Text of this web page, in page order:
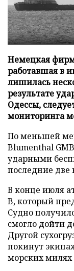
Немецкая
работавшая в
лишилась
результате
Одессы,
мониторинга
По меньшей
Blumenthal
ударными
последние две
В конце июля
B, который
Судно
смогло дойти
Другой
покинут
морских милях